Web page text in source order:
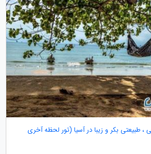
، طبیعتی بکر و زیبا در آسیا (تور لحظه آخری